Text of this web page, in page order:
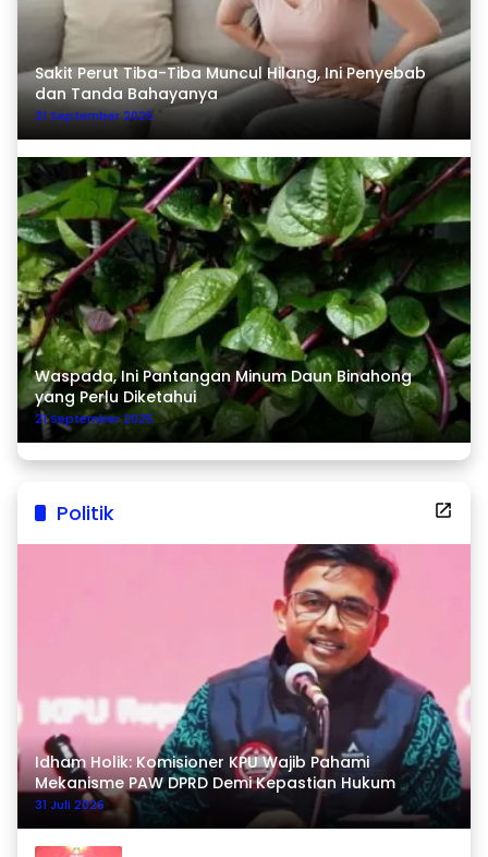
Sakit Perut Tiba-Tiba Muncul Hilang, Ini Penyebab
dan Tanda Bahayanya
21 September 2025
Waspada, Ini Pantangan Minum Daun Binahong
yang Perlu Diketahui
21 September 2025
Politik
Idham Holik: Komisioner KPU Wajib Pahami
Mekanisme PAW DPRD Demi Kepastian Hukum
31 Juli 2026